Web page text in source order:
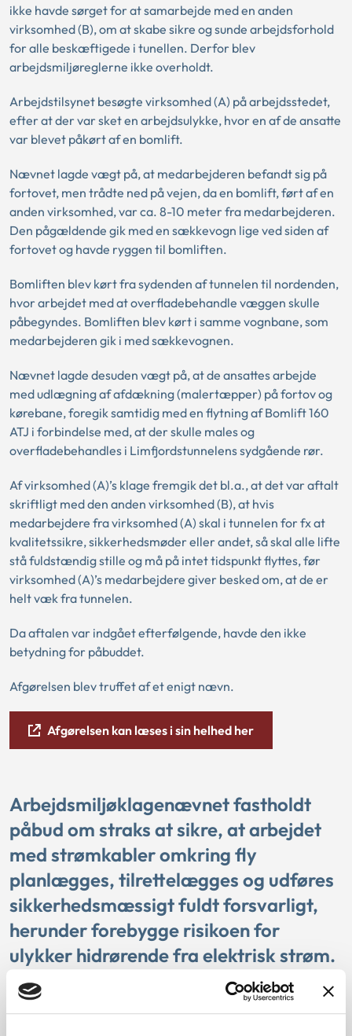
ikke havde sørget for at samarbejde med en anden
virksomhed (B), om at skabe sikre og sunde arbejdsforhold
for alle beskæftigede i tunellen. Derfor blev
arbejdsmiljøreglerne ikke overholdt.
Arbejdstilsynet besøgte virksomhed (A) på arbejdsstedet,
efter at der var sket en arbejdsulykke, hvor en af de ansatte
var blevet påkørt af en bomlift.
Nævnet lagde vægt på, at medarbejderen befandt sig på
fortovet, men trådte ned på vejen, da en bomlift, ført af en
anden virksomhed, var ca. 8-10 meter fra medarbejderen.
Den pågældende gik med en sækkevogn lige ved siden af
fortovet og havde ryggen til bomliften.
Bomliften blev kørt fra sydenden af tunnelen til nordenden,
hvor arbejdet med at overfladebehandle væggen skulle
påbegyndes. Bomliften blev kørt i samme vognbane, som
medarbejderen gik i med sækkevognen.
Nævnet lagde desuden vægt på, at de ansattes arbejde
med udlægning af afdækning (malertæpper) på fortov og
kørebane, foregik samtidig med en flytning af Bomlift 160
ATJ i forbindelse med, at der skulle males og
overfladebehandles i Limfjordstunnelens sydgående rør.
Af virksomhed (A)’s klage fremgik det bl.a., at det var aftalt
skriftligt med den anden virksomhed (B), at hvis
medarbejdere fra virksomhed (A) skal i tunnelen for fx at
kvalitetssikre, sikkerhedsmøder eller andet, så skal alle lifte
stå fuldstændig stille og må på intet tidspunkt flyttes, før
virksomhed (A)’s medarbejdere giver besked om, at de er
helt væk fra tunnelen.
Da aftalen var indgået efterfølgende, havde den ikke
betydning for påbuddet.
Afgørelsen blev truffet af et enigt nævn.
Afgørelsen kan læses i sin helhed her
Arbejdsmiljøklagenævnet fastholdt
påbud om straks at sikre, at arbejdet
med strømkabler omkring fly
planlægges, tilrettelægges og udføres
sikkerhedsmæssigt fuldt forsvarligt,
herunder forebygge risikoen for
ulykker hidrørende fra elektrisk strøm.
Arbejdsmiljøklagenævnet vurderede, at virksomheden ikke